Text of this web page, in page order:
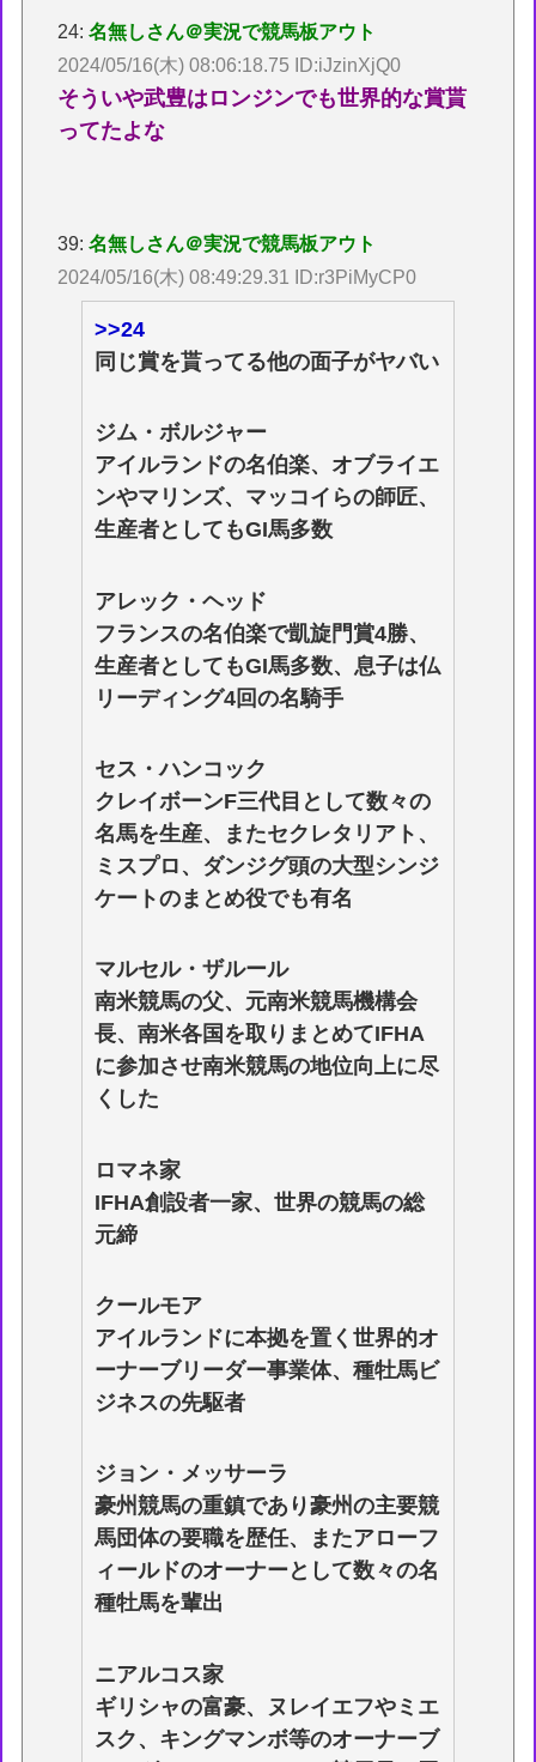
24:名無しさん＠実況で競馬板アウト
2024/05/16(木) 08:06:18.75 ID:iJzinXjQ0
そういや武豊はロンジンでも世界的な賞貰
ってたよな
39:名無しさん＠実況で競馬板アウト
2024/05/16(木) 08:49:29.31 ID:r3PiMyCP0
>>24
同じ賞を貰ってる他の面子がヤバい
ジム・ボルジャー
アイルランドの名伯楽、オブライエ
ンやマリンズ、マッコイらの師匠、
生産者としてもGI馬多数
アレック・ヘッド
フランスの名伯楽で凱旋門賞4勝、
生産者としてもGI馬多数、息子は仏
リーディング4回の名騎手
セス・ハンコック
クレイボーンF三代目として数々の
名馬を生産、またセクレタリアト、
ミスプロ、ダンジグ頭の大型シンジ
ケートのまとめ役でも有名
マルセル・ザルール
南米競馬の父、元南米競馬機構会
長、南米各国を取りまとめてIFHA
に参加させ南米競馬の地位向上に尽
くした
ロマネ家
IFHA創設者一家、世界の競馬の総
元締
クールモア
アイルランドに本拠を置く世界的オ
ーナーブリーダー事業体、種牡馬ビ
ジネスの先駆者
ジョン・メッサーラ
豪州競馬の重鎮であり豪州の主要競
馬団体の要職を歴任、またアローフ
ィールドのオーナーとして数々の名
種牡馬を輩出
ニアルコス家
ギリシャの富豪、ヌレイエフやミエ
スク、キングマンボ等のオーナーブ